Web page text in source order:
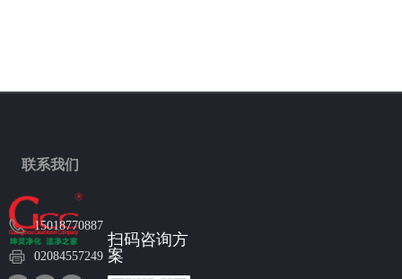
扫码咨询方
案
15018770887
02084557249
联系我们